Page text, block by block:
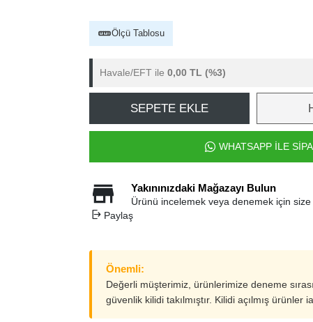
Ölçü Tablosu
Havale/EFT ile 0,00 TL (%3)
SEPETE EKLE
WHATSAPP İLE
Yakınınızdaki Mağazayı Bulun
Ürünü incelemek veya denemek için size
Paylaş
Önemli:
Değerli müşterimiz, ürünlerimize deneme
güvenlik kilidi takılmıştır. Kilidi açılmış ürünler